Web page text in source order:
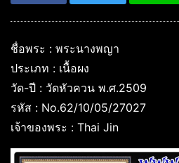
ชื่อพระ : พระนางพญา
ประเภท : เนื้อผง
วัด-ปี : วัดหัวควน พ.ศ.2509
รหัส : No.62/10/05/27027
เจ้าของพระ : Thai Jin